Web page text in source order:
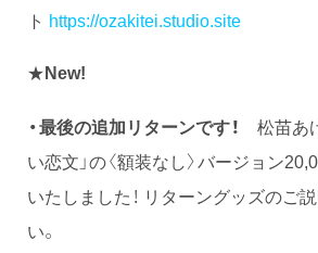
ト https://ozakitei.studio.site
★New!
・最後の追加リターンです！ 松苗あ
い恋文」の〈額装なし〉バージョン
いたしました！ リターングッズのご
い。